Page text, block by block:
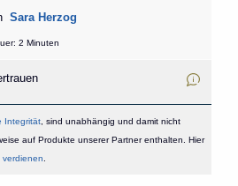
Sara Herzog
2 Minuten
Integrität, sind unabhängig und damit nicht
auf Produkte unserer Partner enthalten. Hier
verdienen